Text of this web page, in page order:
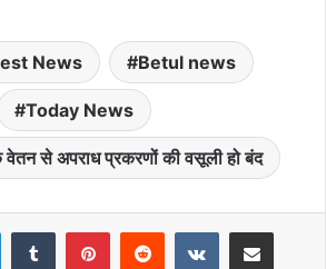
News Betul news
Today News
वेतन से अपराध प्रकरणों की वसूली हो बंद